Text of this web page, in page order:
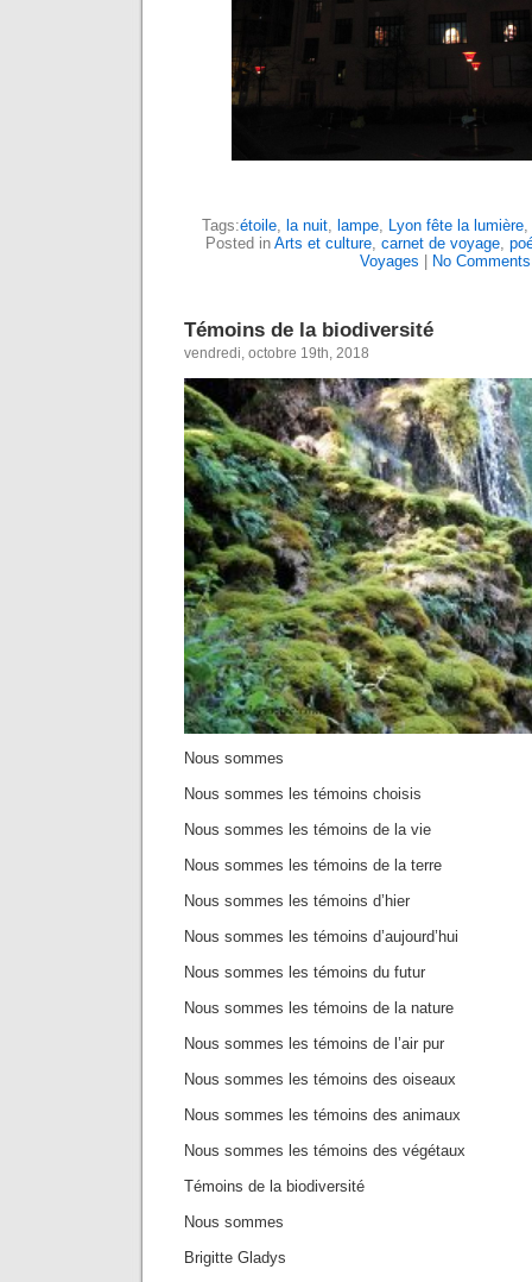
Tags:étoile, la nuit, lampe, Lyon fête la lumière,
Posted in Arts et culture, carnet de voyage,
Voyages
No
Témoins de la biodiversité
vendredi, octobre 19th, 2018
Nous sommes
Nous sommes les témoins choisis
Nous sommes les témoins de la vie
Nous sommes les témoins de la terre
Nous sommes les témoins d’hier
Nous sommes les témoins d’aujourd’hui
Nous sommes les témoins du futur
Nous sommes les témoins de la nature
Nous sommes les témoins de l’air pur
Nous sommes les témoins des oiseaux
Nous sommes les témoins des animaux
Nous sommes les témoins des végétaux
Témoins de la biodiversité
Nous sommes
Brigitte Gladys